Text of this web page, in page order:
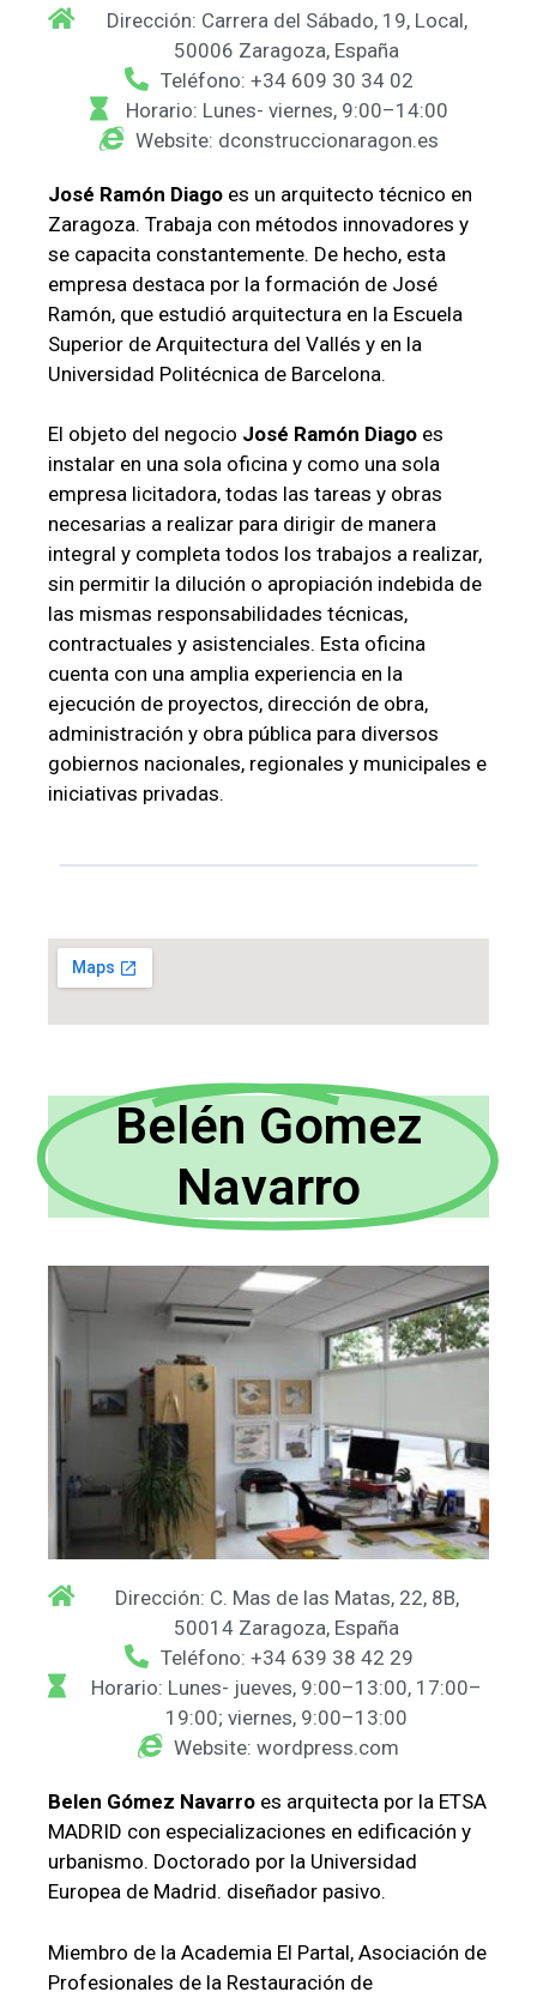
Dirección: Carrera del Sábado, 19, Local,
50006 Zaragoza, España
Teléfono: +34 609 30 34 02
Horario: Lunes- viernes, 9:00–14:00
Website: dconstruccionaragon.es
José Ramón Diago es un arquitecto técnico en
Zaragoza. Trabaja con métodos innovadores y
se capacita constantemente. De hecho, esta
empresa destaca por la formación de José
Ramón, que estudió arquitectura en la Escuela
Superior de Arquitectura del Vallés y en la
Universidad Politécnica de Barcelona.
El objeto del negocio José Ramón Diago es
instalar en una sola oficina y como una sola
empresa licitadora, todas las tareas y obras
necesarias a realizar para dirigir de manera
integral y completa todos los trabajos a realizar,
sin permitir la dilución o apropiación indebida de
las mismas responsabilidades técnicas,
contractuales y asistenciales. Esta oficina
cuenta con una amplia experiencia en la
ejecución de proyectos, dirección de obra,
administración y obra pública para diversos
gobiernos nacionales, regionales y municipales e
iniciativas privadas.
Belén Gomez
Navarro
Dirección: C. Mas de las Matas, 22, 8B,
50014 Zaragoza, España
Teléfono: +34 639 38 42 29
Horario: Lunes- jueves, 9:00–13:00, 17:00–
19:00; viernes, 9:00–13:00
Website: wordpress.com
Belen Gómez Navarro es arquitecta por la ETSA
MADRID con especializaciones en edificación y
urbanismo. Doctorado por la Universidad
Europea de Madrid. diseñador pasivo.
Miembro de la Academia El Partal, Asociación de
Profesionales de la Restauración de